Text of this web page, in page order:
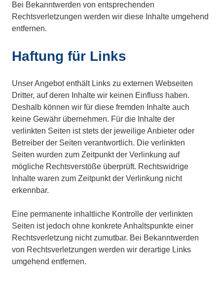
Bei Bekanntwerden von entsprechenden
Rechtsverletzungen werden wir diese Inhalte umgehend
entfernen.
Haftung für Links
Unser Angebot enthält Links zu externen Webseiten
Dritter, auf deren Inhalte wir keinen Einfluss haben.
Deshalb können wir für diese fremden Inhalte auch
keine Gewähr übernehmen. Für die Inhalte der
verlinkten Seiten ist stets der jeweilige Anbieter oder
Betreiber der Seiten verantwortlich. Die verlinkten
Seiten wurden zum Zeitpunkt der Verlinkung auf
mögliche Rechtsverstöße überprüft. Rechtswidrige
Inhalte waren zum Zeitpunkt der Verlinkung nicht
erkennbar.
Eine permanente inhaltliche Kontrolle der verlinkten
Seiten ist jedoch ohne konkrete Anhaltspunkte einer
Rechtsverletzung nicht zumutbar. Bei Bekanntwerden
von Rechtsverletzungen werden wir derartige Links
umgehend entfernen.